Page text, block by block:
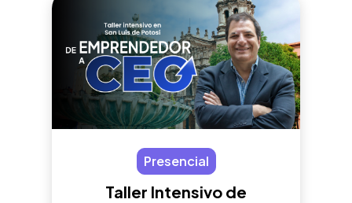
Presencial
Taller Intensivo de